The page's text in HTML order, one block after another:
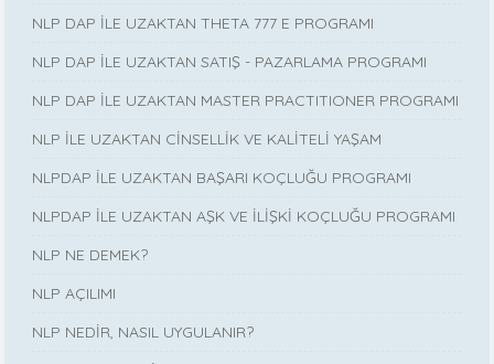
NLP DAP İLE UZAKTAN THETA 777 E PROGRAMI
NLP DAP İLE UZAKTAN SATIŞ - PAZARLAMA PROGRAMI
NLP DAP İLE UZAKTAN MASTER PRACTITIONER PROGRAMI
NLP İLE UZAKTAN CİNSELLİK VE KALİTELİ YAŞAM
NLPDAP İLE UZAKTAN BAŞARI KOÇLUĞU PROGRAMI
NLPDAP İLE UZAKTAN AŞK VE İLİŞKİ KOÇLUĞU PROGRAMI
NLP NE DEMEK?
NLP AÇILIMI
NLP NEDİR, NASIL UYGULANIR?